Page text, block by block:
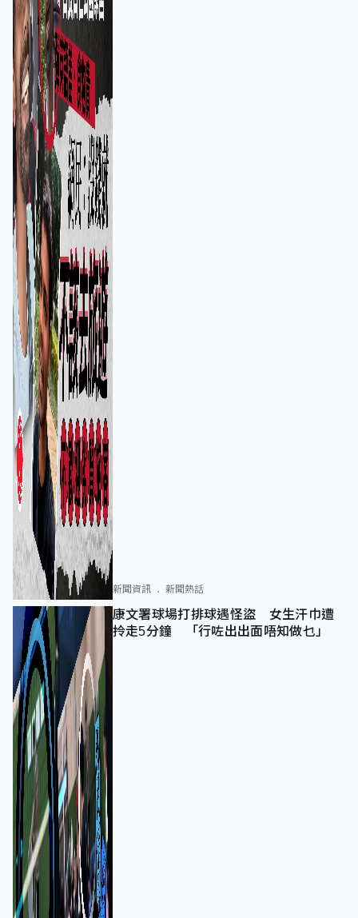
新聞資訊 新聞熱話
康文署球場打排球遇怪盜 女生汗巾遭
拎走5分鐘 「行咗出出面唔知做乜」